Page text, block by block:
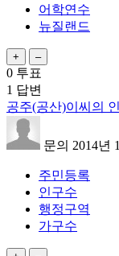
어학연수
뉴질랜드
0 투표
1 답변
공주(공산)이씨의
문의 2014년
주민등록
인구수
행정구역
가구수